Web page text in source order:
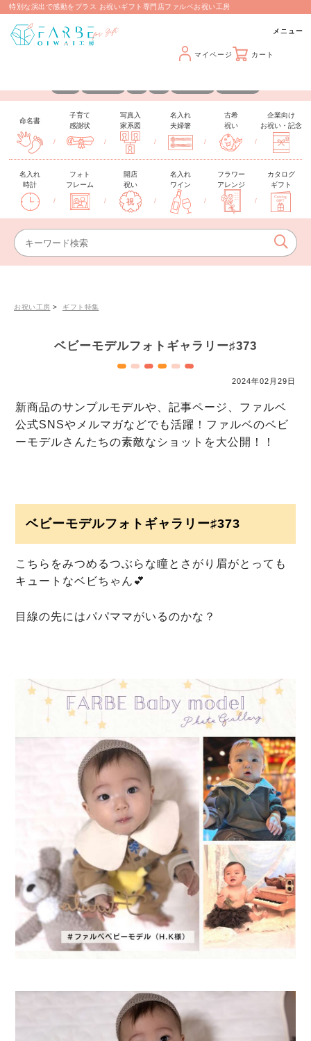
特別な演出で感動をプラス お祝いギフト専門店ファルベお祝い工房
マイページ カート
命名書
/
子育て
感謝状
/
写真入
家系図
/
名入れ
夫婦箸
/
古希
祝い
/
企業向け
お祝い・記念
名入れ
時計
/
フォト
フレーム
/
開店
祝い
/
名入れ
ワイン
/
フラワー
アレンジ
/
カタログ
ギフト
お祝い工房 ギフト特集
ベビーモデルフォトギャラリー♯373
2024年02月29日
新商品のサンプルモデルや、記事ページ、ファルベ
公式SNSやメルマガなどでも活躍！ ファルベのベビ
ーモデルさんたちの素敵なショットを大公開！！
ベビーモデルフォトギャラリー♯373
こちらをみつめるつぶらな瞳とさがり眉がとっても
キュートなベビちゃん💕
目線の先にはパパママがいるのかな？